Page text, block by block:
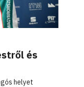
és
helyet